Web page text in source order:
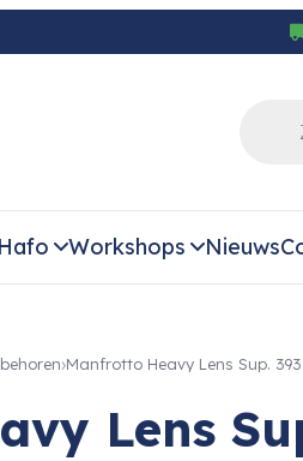
Workshops Nieuws
Manfrotto Heavy Lens Sup. 393
Lens